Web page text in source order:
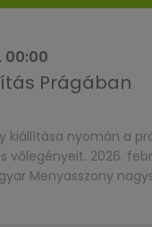
00:00
Prágában
kiállítása nyomán a
vőlegényeit. 2026.
Menyasszony
menyasszony